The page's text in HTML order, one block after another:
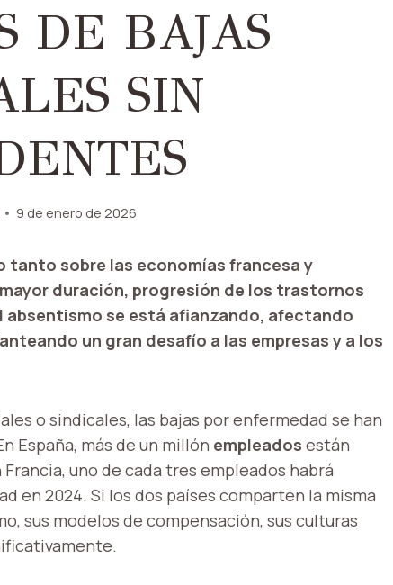
DE BAJAS
SIN
9 de enero de 2026
tanto sobre las economías francesa y
duración, progresión de los trastornos
absentismo se está afianzando, afectando
un gran desafío a las empresas y a los
o sindicales, las bajas por enfermedad se han
España, más de un millón empleados están
uno de cada tres empleados habrá
en 2024. Si los dos países comparten la misma
sus modelos de compensación, sus culturas